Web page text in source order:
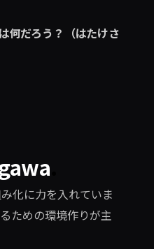
何だろう？（はたけさ
化に力を入れていま
ための環境作りが主